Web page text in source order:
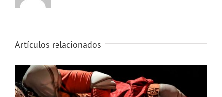
Artículos relacionados